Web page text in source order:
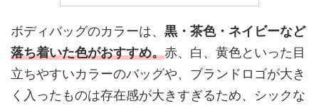
ボディバッグのカラーは、 黒・茶色・ネイビーなど
落ち着いた色がおすすめ。赤、白、黄色といった目
立ちやすいカラーのバッグや、ブランドロゴが大き
く入ったものは存在感が大きすぎるため、シックな